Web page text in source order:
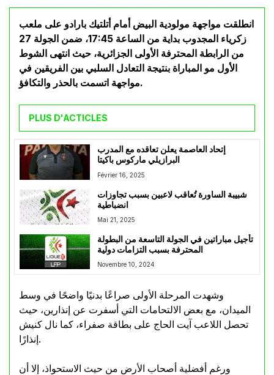
انطلقت مواجهة مولودية البيض أمام أتلتيك بارادو على ملعب
زكرياء المجدوب بداية من الساعة 17:45، ضمن الجولة 27
من الرابطة المحترفة الأولى الجزائرية، حيث انتهى الشوط
الأول مو المباراة بنتيجة التعادل السلبي بين الفريقين في
مواجهة اتسمت بالحذر والتكافؤ.
PLUS D'ACTICLES
إتحاد العاصمة يعلن تعاقده مع المدرب
البرازيلي ماركوس باكيتا
Février 16, 2025
شبيبة الساورة تُعاقب لاعبين بسبب تجاوزات
انضباطية
Mai 21, 2025
تأجيل مباراتين في الجولة التاسعة من البطولة
المحترفة بسبب التزامات دولية
Novembre 10, 2024
وشهدت المرحلة الأولى صراعًا بدنيًا واضحًا في وسط
الميدان، مع بعض الالتحامات التي أسفرت عن إنذارين، حيث
تحصل اللاعب آيت الحاج على بطاقة صفراء، كما نال كنيش
إنذارًا.
ورغم أفضلية أصحاب الأرض من حيث الاستحواذ، إلا أن